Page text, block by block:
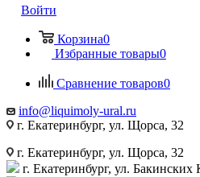
Войти
Корзина0
Избранные товары0
Сравнение товаров0
info@liquimoly-ural.ru
г. Екатеринбург, ул. Щорса, 32
г. Екатеринбург, ул. Щорса, 32
г. Екатеринбург, ул. Бакинских